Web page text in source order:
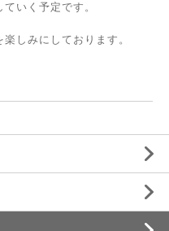
いく予定です。
しみにしております。